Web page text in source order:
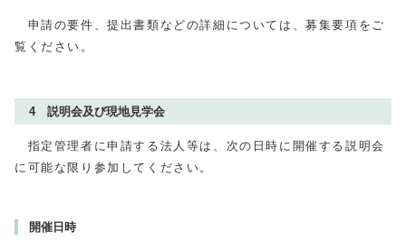
申請の要件、提出書類などの詳細については、募集要項をご
覧ください。
4 説明会及び現地見学会
指定管理者に申請する法人等は、次の日時に開催する説明会
に可能な限り参加してください。
開催日時